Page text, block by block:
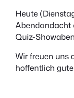
Heute
Abendandacht
Quiz-
Wir freuen uns
hoffentlich